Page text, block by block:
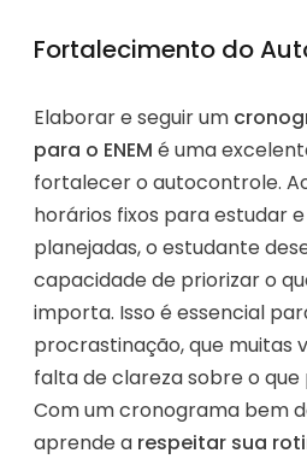
Fortalecimento do
Elaborar e seguir um
para o ENEM é uma
fortalecer o autocontrole.
horários fixos para estudar
planejadas, o estudante
capacidade de priorizar o
importa. Isso é essencial
procrastinação, que muitas
falta de clareza sobre o que
Com um cronograma bem
aprende a respeitar sua